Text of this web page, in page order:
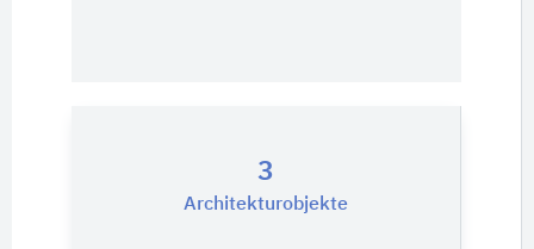
3
Architekturobjekte